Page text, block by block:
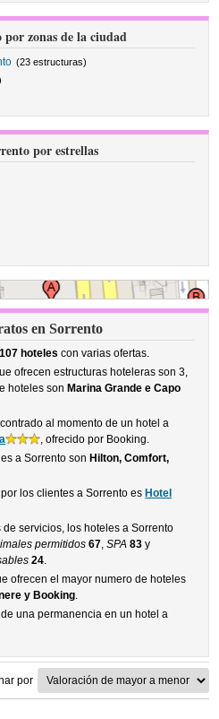
por zonas de la ciudad
(23 estructuras)
por estrellas
en Sorrento
107 hoteles con varias ofertas.
ofrecen estructuras hoteleras son 3,
hoteles son Marina Grande e Capo
al momento de un hotel a
, ofrecido por Booking.
a Sorrento son Hilton, Comfort,
los clientes a Sorrento es Hotel
servicios, los hoteles a Sorrento
permitidos 67,SPA 83 y
24.
ofrecen el mayor numero de hoteles
y Booking.
una permanencia en un hotel a
por